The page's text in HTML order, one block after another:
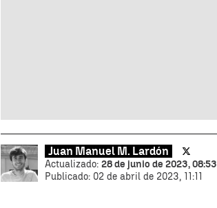
Juan Manuel M. Lardón
Actualizado: 28 de junio de 2023, 08:53
Publicado: 02 de abril de 2023, 11:11